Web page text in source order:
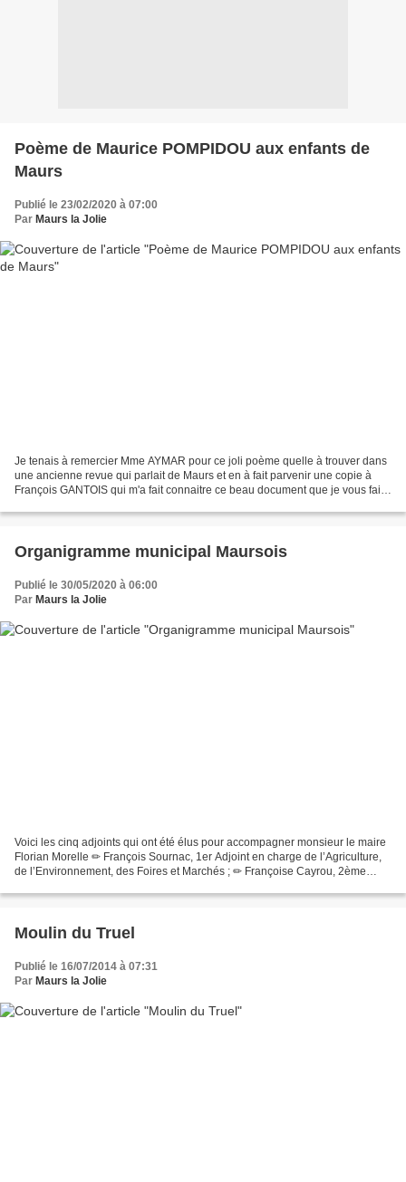
Poème de Maurice POMPIDOU aux enfants de
Maurs
Publié le 23/02/2020 à 07:00
Par Maurs la Jolie
Je tenais à remercier Mme AYMAR pour ce joli poème quelle à trouver dans
une ancienne revue qui parlait de Maurs et en à fait parvenir une copie à
François GANTOIS qui m'a fait connaitre ce beau document que je vous fais
Organigramme municipal Maursois
Publié le 30/05/2020 à 06:00
Par Maurs la Jolie
Voici les cinq adjoints qui ont été élus pour accompagner monsieur le maire
Florian Morelle ✏ François Sournac, 1er Adjoint en charge de l’Agriculture,
de l’Environnement, des Foires et Marchés ; ✏ Françoise Cayrou, 2ème
Moulin du Truel
Publié le 16/07/2014 à 07:31
Par Maurs la Jolie